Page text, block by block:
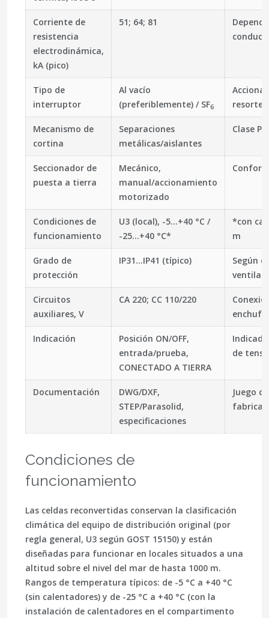
Corriente de
resistencia
electrodinámica,
kA (pico)
51; 64; 81
Tipo de
interruptor
Al vacío
(preferiblemente) / SF6
Mecanismo de
cortina
Separaciones
metálicas/aislantes
Clase
Seccionador de
puesta a tierra
Mecánico,
manual/accionamiento
motorizado
Condiciones de
funcionamiento
U3 (local), -5…+40 °C /
-25…+40 °C*
*con
m
Grado de
protección
IP31…IP41 (típico)
Según
Circuitos
auxiliares, V
CA 220; CC 110/220
Indicación
Posición ON/OFF,
entrada/prueba,
CONECTADO A TIERRA
de
Documentación
DWG/DXF,
STEP/Parasolid,
especificaciones
Juego
Condiciones de
funcionamiento
Las celdas reconvertidas conservan la clasificación
climática del equipo de distribución original (por
regla general, U3 según GOST 15150) y están
diseñadas para funcionar en locales situados a una
altitud sobre el nivel del mar de hasta 1000 m.
Rangos de temperatura típicos: de -5 °C a +40 °C
(sin calentadores) y de -25 °C a +40 °C (con la
instalación de calentadores en el compartimento